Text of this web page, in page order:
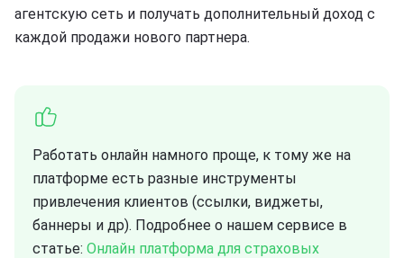
агентскую сеть и получать дополнительный доход с
каждой продажи нового партнера.
Работать онлайн намного проще, к тому же на
платформе есть разные инструменты
привлечения клиентов (ссылки, виджеты,
баннеры и др). Подробнее о нашем сервисе в
статье: Онлайн платформа для страховых